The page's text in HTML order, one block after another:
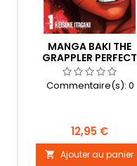
MANGA BAKI THE
GRAPPLER PERFECT
EDITION TOME 01
Commentaire(s): 0
Prix
12,95 €
 Ajouter au panier